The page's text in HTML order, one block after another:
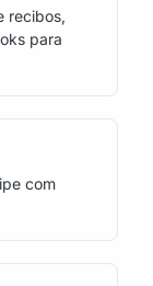
recibos,
para
com